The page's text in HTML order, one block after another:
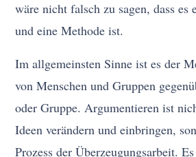
wäre nicht falsch zu sagen, dass es
und eine Methode ist.
Im allgemeinsten Sinne ist es der
von Menschen und Gruppen
oder Gruppe. Argumentieren ist
Ideen verändern und einbringen,
Prozess der Überzeugungsarbeit.